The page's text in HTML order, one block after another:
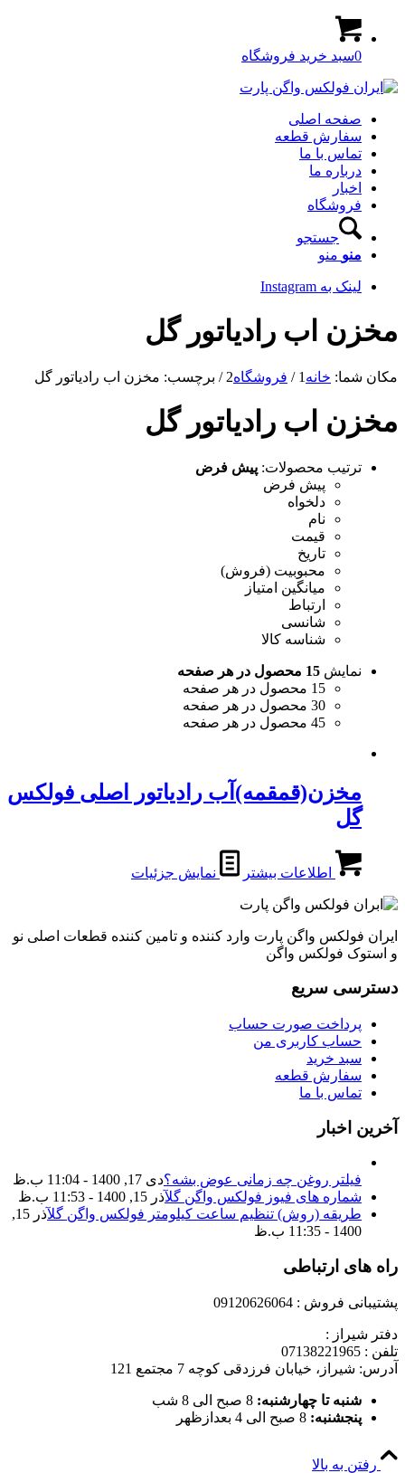
0سبد خرید فروشگاه
صفحه اصلی
سفارش قطعه
تماس با ما
درباره ما
اخبار
فروشگاه
جستجو
منو منو
لینک به Instagram
مخزن اب رادیاتور گل
مکان شما: خانه 1
/ فروشگاه2
/ برچسب: مخزن اب رادیاتور گل
مخزن اب رادیاتور گل
ترتیب محصولات: پیش فرض
پیش فرض
دلخواه
نام
قیمت
تاریخ
محبوبیت (فروش)
میانگین امتیاز
ارتباط
شانسی
شناسه کالا
نمایش 15 محصول در هر صفحه
15 محصول در هر صفحه
30 محصول در هر صفحه
45 محصول در هر صفحه
مخزن(قمقمه)آب رادیاتور اصلی فولکس
گل
اطلاعات بیشتر نمایش جزئیات
ایران فولکس واگن پارت وارد کننده و تامین کننده قطعات اصلی نو
و استوک فولکس واگن
دسترسی سریع
پرداخت صورت حساب
حساب کاربری من
سبد خرید
سفارش قطعه
تماس با ما
آخرین اخبار
فیلتر روغن چه زمانی عوض بشه؟دی 17, 1400 - 11:04 ب.ظ
شماره های فیوز فولکس واگن گلآذر 15, 1400 - 11:53 ب.ظ
طریقه (روش) تنظیم ساعت کیلومتر فولکس واگن گل
آذر 15,
1400 - 11:35 ب.ظ
راه های ارتباطی
پشتیبانی فروش : 09120626064
دفتر شیراز :
تلفن : 07138221965
آدرس: شیراز، خیابان فرزدقی کوچه 7 مجتمع 121
شنبه تا چهارشنبه: 8 صبح الی 8 شب
پنجشنبه: 8 صبح الی 4 بعدازظهر
رفتن به بالا